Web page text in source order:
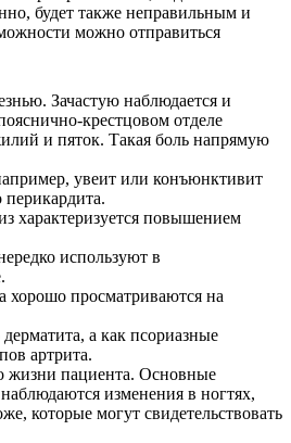
будет также неправильным и
можно отправиться
Зачастую наблюдается и
крестцовом отделе
и пяток. Такая боль напрямую
увеит или конъюнктивит
характеризуется повышением
используют в
хорошо просматриваются на
а как псориазные
артрита.
жизни пациента. Основные
изменения в ногтях,
которые могут свидетельствовать